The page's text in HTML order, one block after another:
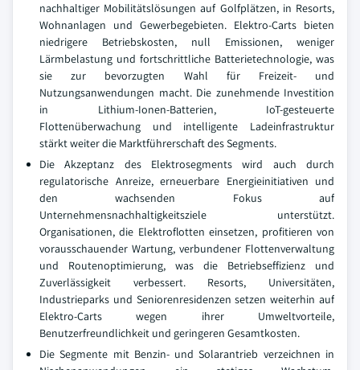
nachhaltiger Mobilitätslösungen auf Golfplätzen, in Resorts,
Wohnanlagen und Gewerbegebieten. Elektro-Carts bieten
niedrigere Betriebskosten, null Emissionen, weniger
Lärmbelastung und fortschrittliche Batterietechnologie, was
sie zur bevorzugten Wahl für Freizeit- und
Nutzungsanwendungen macht. Die zunehmende Investition
in Lithium-Ionen-Batterien, IoT-gesteuerte
Flottenüberwachung und intelligente Ladeinfrastruktur
stärkt weiter die Marktführerschaft des Segments.
Die Akzeptanz des Elektrosegments wird auch durch
regulatorische Anreize, erneuerbare Energieinitiativen und
den wachsenden Fokus auf
Unternehmensnachhaltigkeitsziele unterstützt.
Organisationen, die Elektroflotten einsetzen, profitieren von
vorausschauender Wartung, verbundener Flottenverwaltung
und Routenoptimierung, was die Betriebseffizienz und
Zuverlässigkeit verbessert. Resorts, Universitäten,
Industrieparks und Seniorenresidenzen setzen weiterhin auf
Elektro-Carts wegen ihrer Umweltvorteile,
Benutzerfreundlichkeit und geringeren Gesamtkosten.
Die Segmente mit Benzin- und Solarantrieb verzeichnen in